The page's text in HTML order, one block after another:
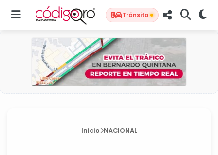
Tránsito
Inicio NACIONAL